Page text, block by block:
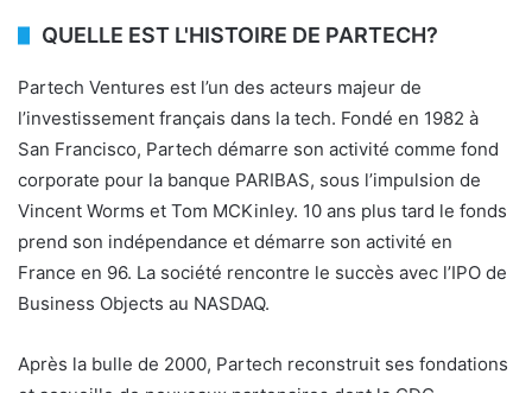
QUELLE EST L'HISTOIRE DE PARTECH?
Partech Ventures est l’un des acteurs majeur de
l’investissement français dans la tech. Fondé en 1982 à
San Francisco, Partech démarre son activité comme fond
corporate pour la banque PARIBAS, sous l’impulsion de
Vincent Worms et Tom MCKinley. 10 ans plus tard le fonds
prend son indépendance et démarre son activité en
France en 96. La société rencontre le succès avec l’IPO de
Business Objects au NASDAQ.
Après la bulle de 2000, Partech reconstruit ses fondations